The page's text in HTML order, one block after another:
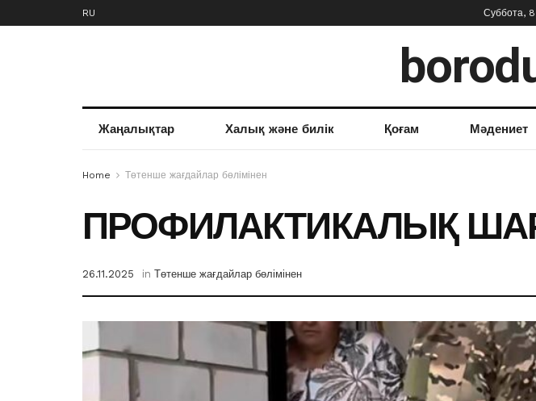
RU Суббота, 8
Жаңалықтар Халық және билік Қоғам Мәдениет
Home Төтенше жағдайлар бөлімінен
ПРОФИЛАКТИКАЛЫҚ
26.11.2025 in Төтенше жағдайлар бөлімінен